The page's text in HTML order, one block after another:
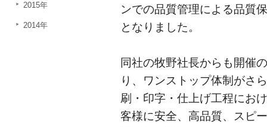
ンでの品質管理による品質
となりました。
同社の牧野社長からも開催
り、ワンストップ体制がさ
刷・印字・仕上げ工程にお
客様に安全、高品質、スピ
2015年
2014年